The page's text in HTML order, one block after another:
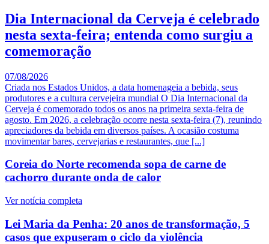
Dia Internacional da Cerveja é celebrado
nesta sexta-feira; entenda como surgiu a
comemoração
07/08/2026
Criada nos Estados Unidos, a data homenageia a bebida, seus
produtores e a cultura cervejeira mundial O Dia Internacional da
Cerveja é comemorado todos os anos na primeira sexta-feira de
agosto. Em 2026, a celebração ocorre nesta sexta-feira (7), reunindo
apreciadores da bebida em diversos países. A ocasião costuma
movimentar bares, cervejarias e restaurantes, que [...]
Coreia do Norte recomenda sopa de carne de
cachorro durante onda de calor
Ver notícia completa
Lei Maria da Penha: 20 anos de transformação, 5
casos que expuseram o ciclo da violência